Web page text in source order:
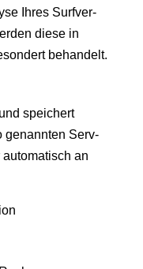
Ihres Sur­fver­
diese in
behandelt.
spe­ichert
genan­nten Serv­
an